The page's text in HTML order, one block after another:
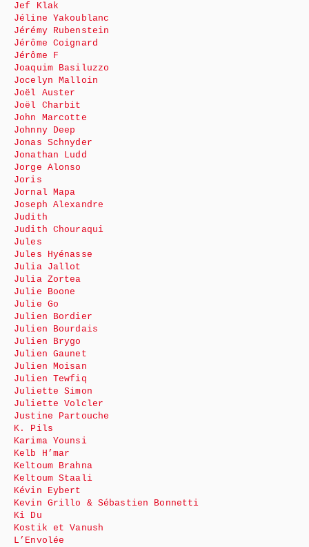
Jef Klak
Jéline Yakoublanc
Jérémy Rubenstein
Jérôme Coignard
Jérôme F
Joaquim Basiluzzo
Jocelyn Malloin
Joël Auster
Joël Charbit
John Marcotte
Johnny Deep
Jonas Schnyder
Jonathan Ludd
Jorge Alonso
Joris
Jornal Mapa
Joseph Alexandre
Judith
Judith Chouraqui
Jules
Jules Hyénasse
Julia Jallot
Julia Zortea
Julie Boone
Julie Go
Julien Bordier
Julien Bourdais
Julien Brygo
Julien Gaunet
Julien Moisan
Julien Tewfiq
Juliette Simon
Juliette Volcler
Justine Partouche
K. Pils
Karima Younsi
Kelb H’mar
Keltoum Brahna
Keltoum Staali
Kévin Eybert
Kevin Grillo & Sébastien Bonnetti
Ki Du
Kostik et Vanush
L’Envolée